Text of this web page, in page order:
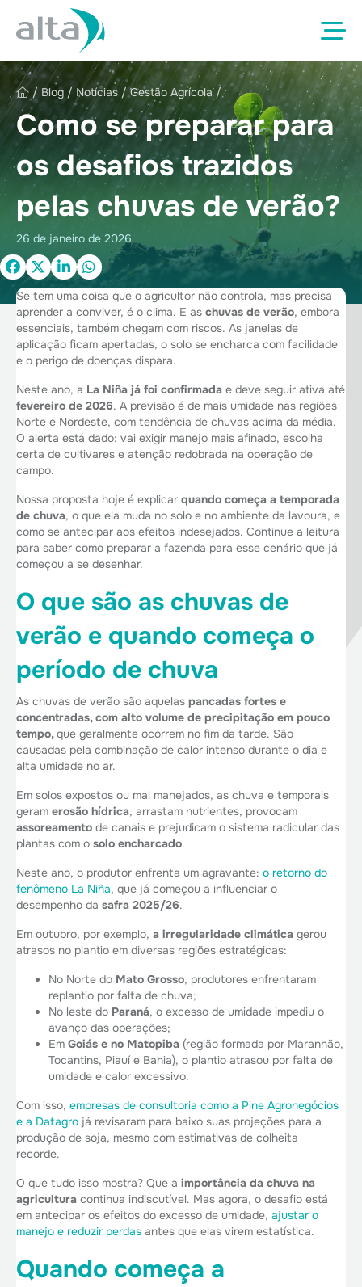
/ Blog / Notícias /Gestão Agrícola/
Como se preparar para
os desafios trazidos
pelas chuvas de verão?
26 de janeiro de 2026
Se tem uma coisa que o agricultor não controla, mas precisa
aprender a conviver, é o clima. E as chuvas de verão, embora
essenciais, também chegam com riscos. As janelas de
aplicação ficam apertadas, o solo se encharca com facilidade
e o perigo de doenças dispara.
Neste ano, a La Niña já foi confirmada e deve seguir ativa até
fevereiro de 2026. A previsão é de mais umidade nas regiões
Norte e Nordeste, com tendência de chuvas acima da média.
O alerta está dado: vai exigir manejo mais afinado, escolha
certa de cultivares e atenção redobrada na operação de
campo.
Nossa proposta hoje é explicar quando começa a temporada
de chuva, o que ela muda no solo e no ambiente da lavoura, e
como se antecipar aos efeitos indesejados. Continue a leitura
para saber como preparar a fazenda para esse cenário que já
começou a se desenhar.
O que são as chuvas de
verão e quando começa o
período de chuva
As chuvas de verão são aquelas pancadas fortes e
concentradas, com alto volume de precipitação em pouco
tempo,que geralmente ocorrem no fim da tarde. São
causadas pela combinação de calor intenso durante o dia e
alta umidade no ar.
Em solos expostos ou mal manejados, as chuva e temporais
geram erosão hídrica, arrastam nutrientes, provocam
assoreamento de canais e prejudicam o sistema radicular das
plantas com o solo encharcado.
Neste ano, o produtor enfrenta um agravante: o retorno do
fenômeno La Niña, que já começou a influenciar o
desempenho da safra 2025/26.
Em outubro, por exemplo, a irregularidade climática gerou
atrasos no plantio em diversas regiões estratégicas:
No Norte do Mato Grosso, produtores enfrentaram
replantio por falta de chuva;
No leste do Paraná, o excesso de umidade impediu o
avanço das operações;
Em Goiás e no Matopiba (região formada por Maranhão,
Tocantins, Piauí e Bahia), o plantio atrasou por falta de
umidade e calor excessivo.
Com isso, empresas de consultoria como a Pine Agronegócios
e a Datagro já revisaram para baixo suas projeções para a
produção de soja, mesmo com estimativas de colheita
recorde.
O que tudo isso mostra? Que a importância da chuva na
agricultura continua indiscutível. Mas agora, o desafio está
em antecipar os efeitos do excesso de umidade, ajustar o
manejo e reduzir perdas antes que elas virem estatística.
Quando começa a